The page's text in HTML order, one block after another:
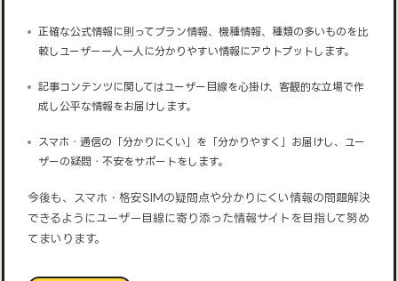
正確な公式情報に則ってプラン情報、機種情報、種類の多いものを比
較しユーザー一人一人に分かりやすい情報にアウトプットします。
記事コンテンツに関してはユーザー目線を心掛け、客観的な立場で作
成し公平な情報をお届けします。
スマホ・通信の「分かりにくい」を「分かりやすく」お届けし、ユー
ザーの疑問・不安をサポートをします。
今後も、スマホ・格安SIMの疑問点や分かりにくい情報の問題解決
できるようにユーザー目線に寄り添った情報サイトを目指して努め
てまいります。